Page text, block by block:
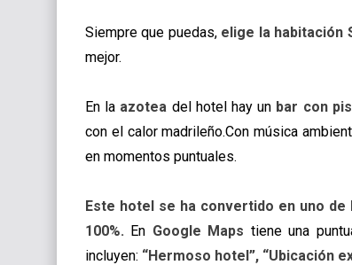
Siempre que puedas, elige la habitación
mejor.
En la azotea del hotel hay un bar con
con el calor madrileño.Con música
en momentos puntuales.
Este hotel se ha convertido en uno
100%. En Google Maps tiene una
incluyen: “Hermoso hotel”, “Ubicación